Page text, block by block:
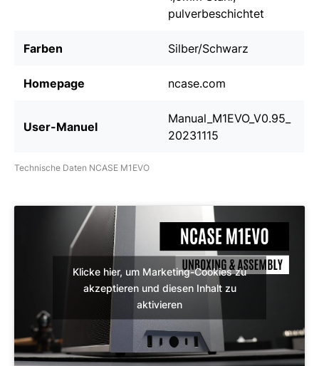
pulverbeschichtet
Farben Silber/Schwarz
Homepage ncase.com
User-Manuel
Manual_M1EVO_V0.95_
20231115
Technische Daten NCASE M1EVO
Klicke hier, um Marketing-Cookies zu
akzeptieren und diesen Inhalt zu
aktivieren